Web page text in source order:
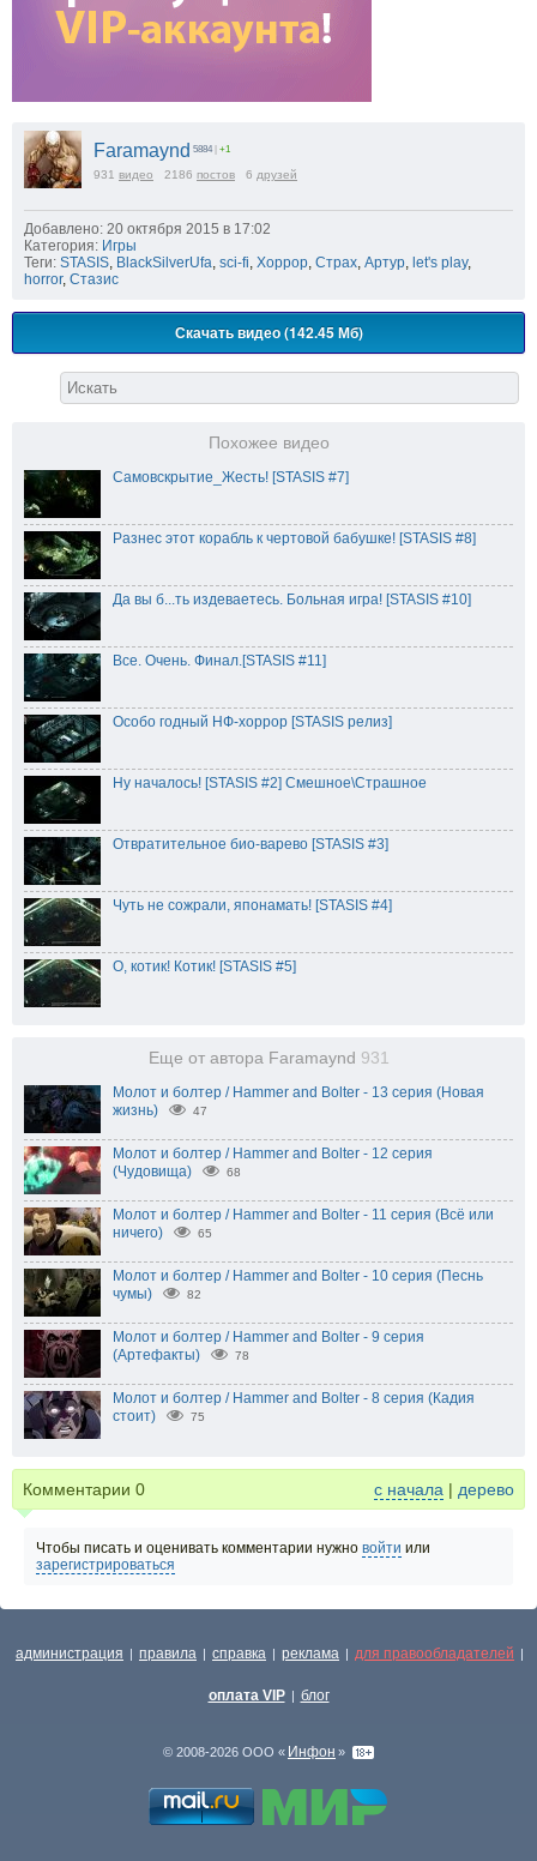
Faramaynd 5884 +1
931 видео 2186 постов 6 друзей
Добавлено: 20 октября 2015 в 17:02
Категория: Игры
Теги: STASIS, BlackSilverUfa, sci-fi, Хоррор, Страх, Артур, let's play,
horror, Стазис
Скачать видео (142.45 Мб)
Похожее видео
Самовскрытие_Жесть! [STASIS #7]
Разнес этот корабль к чертовой бабушке! [STASIS #8]
Да вы б...ть издеваетесь. Больная игра! [STASIS #10]
Все. Очень. Финал.[STASIS #11]
Особо годный НФ-хоррор [STASIS релиз]
Ну началось! [STASIS #2] Смешное\Страшное
Отвратительное био-варево [STASIS #3]
Чуть не сожрали, японамать! [STASIS #4]
О, котик! Котик! [STASIS #5]
Еще от автора Faramaynd 931
Молот и болтер / Hammer and Bolter - 13 серия (Новая
жизнь)
47
Молот и болтер / Hammer and Bolter - 12 серия
(Чудовища)
68
Молот и болтер / Hammer and Bolter - 11 серия (Всё или
ничего)
65
Молот и болтер / Hammer and Bolter - 10 серия (Песнь
чумы)
82
Молот и болтер / Hammer and Bolter - 9 серия
(Артефакты)
78
Молот и болтер / Hammer and Bolter - 8 серия (Кадия
стоит)
75
Комментарии 0 с начала | дерево
Чтобы писать и оценивать комментарии нужно войти или
зарегистрироваться
администрация | правила | справка | реклама | для правообладателей |
оплата VIP | блог
© 2008-2026 ООО « Инфон »